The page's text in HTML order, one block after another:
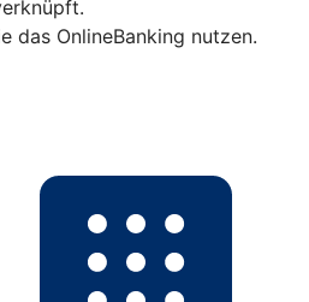
das OnlineBanking nutzen.